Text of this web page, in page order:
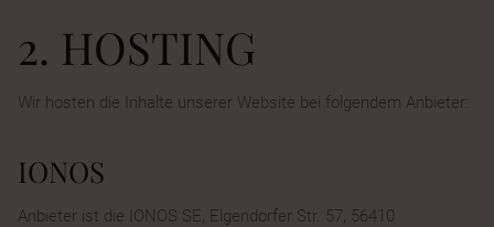
2. HOSTING
Wir hosten die Inhalte unserer Website bei folgendem Anbieter:
IONOS
Anbieter ist die IONOS SE, Elgendorfer Str. 57, 56410